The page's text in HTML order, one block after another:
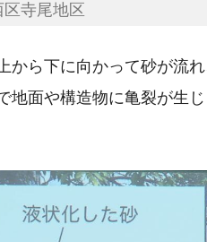
区寺尾地区
から下に向かって砂が流
地面や構造物に亀裂が生